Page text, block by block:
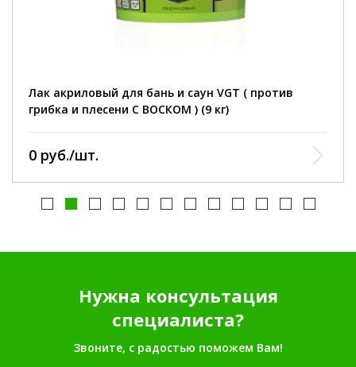
Лак акриловый для бань и саун VGT ( против
грибка и плесени С ВОСКОМ ) (9 кг)
полное высыхание::
до отлипа - 1 час, полное высыхание - 24 часа при
0 руб./шт.
Нужна консультация
специалиста?
Звоните, с радостью поможем Вам!